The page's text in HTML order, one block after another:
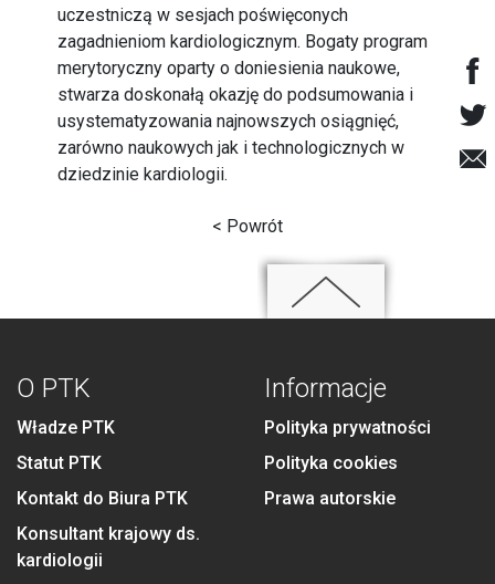
uczestniczą w sesjach poświęconych
zagadnieniom kardiologicznym. Bogaty program
merytoryczny oparty o doniesienia naukowe,
stwarza doskonałą okazję do podsumowania i
usystematyzowania najnowszych osiągnięć,
zarówno naukowych jak i technologicznych w
dziedzinie kardiologii.
< Powrót
O PTK
Władze PTK
Statut PTK
Kontakt do Biura PTK
Konsultant krajowy ds.
kardiologii
Informacje
Polityka prywatności
Polityka cookies
Prawa autorskie